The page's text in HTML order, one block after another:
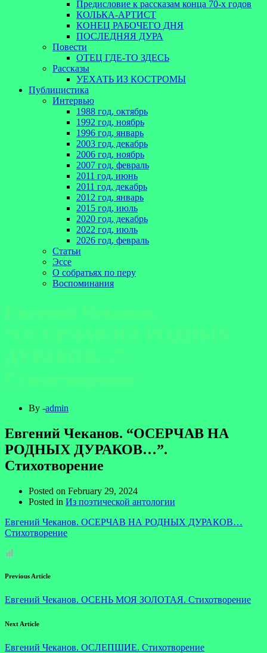
Предисловие к рассказам конца 70-х годов
КОЛЬКА-АРТИСТ
КОНЕЦ РАБОЧЕГО ДНЯ
ПОСЛЕДНЯЯ ДУРА
Повести
ОТЕЦ ГДЕ-ТО ЗДЕСЬ
Рассказы
УЕХАТЬ ИЗ КОСТРОМЫ
Публицистика
Интервью
1988 год, октябрь
1992 год, ноябрь
1996 год, январь
2003 год, декабрь
2006 год, ноябрь
2007 год, февраль
2011 год, июнь
2011 год, декабрь
2012 год, январь
2015 год, июль
2020 год, декабрь
2022 год, июль
2026 год, февраль
Статьи
Эссе
О собратьях по перу
Воспоминания
By -admin
Евгений Чеканов. “ОСЕРЧАВ НА
РОДНЫХ ДУРАКОВ…”.
Стихотворение
Posted on February 29, 2024
Posted in Из поэтической антологии
Евгений Чеканов. ОСЕРЧАВ НА РОДНЫХ ДУРАКОВ…
Стихотворение
Previous Article
Евгений Чеканов. ОСЕНЬ МОЯ ЗОЛОТАЯ. Стихотворение
Next Article
Евгений Чеканов. ОСЛЕПШИЕ. Стихотворение